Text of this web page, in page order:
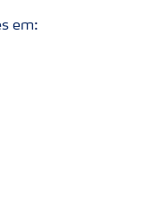
em: